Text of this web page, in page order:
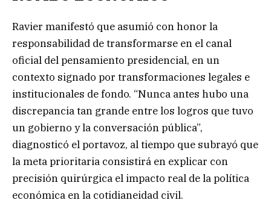
Ravier manifestó que asumió con honor la
responsabilidad de transformarse en el canal
oficial del pensamiento presidencial, en un
contexto signado por transformaciones legales e
institucionales de fondo. “Nunca antes hubo una
discrepancia tan grande entre los logros que tuvo
un gobierno y la conversación pública”,
diagnosticó el portavoz, al tiempo que subrayó que
la meta prioritaria consistirá en explicar con
precisión quirúrgica el impacto real de la política
económica en la cotidianeidad civil.